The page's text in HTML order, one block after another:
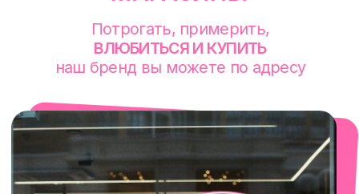
смотреть в Яндекс. Картах